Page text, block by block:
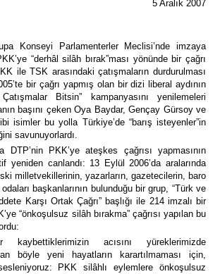
5 Aralık 2007
Konseyi Parlamenterler Meclisi’nde imzaya
“derhâl silâh bırak”ması yönünde bir çağrı
ile TSK arasındaki çatışmaların durdurulması
bir çağrı yapmış olan bir dizi liberal aydının
Bitsin” kampanyasını yenilemeleri
başını çeken Oya Baydar, Gençay Gürsoy ve
isimler bu yolla Türkiye’de “barış isteyenler”in
savunuyorlardı.
DTP’nin PKK’ye ateşkes çağrısı yapmasının
yeniden canlandı: 13 Eylül 2006’da aralarında
milletvekillerinin, yazarların, gazetecilerin, baro
başkanlarının bulunduğu bir grup, “Türk ve
Karşı Ortak Çağrı” başlığı ile 214 imzalı bir
“önkoşulsuz silâh bırakma” çağrısı yapılan bu
kaybettiklerimizin acısını yüreklerimizde
böyle yeni hayatların karartılmaması için,
PKK silâhlı eylemlere önkoşulsuz